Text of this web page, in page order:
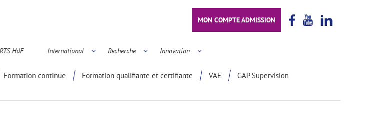
MON COMPTE ADMISSION
HdF International Recherche Innovation
Formation continue Formation qualifiante et certifiante VAE GAP Supervision